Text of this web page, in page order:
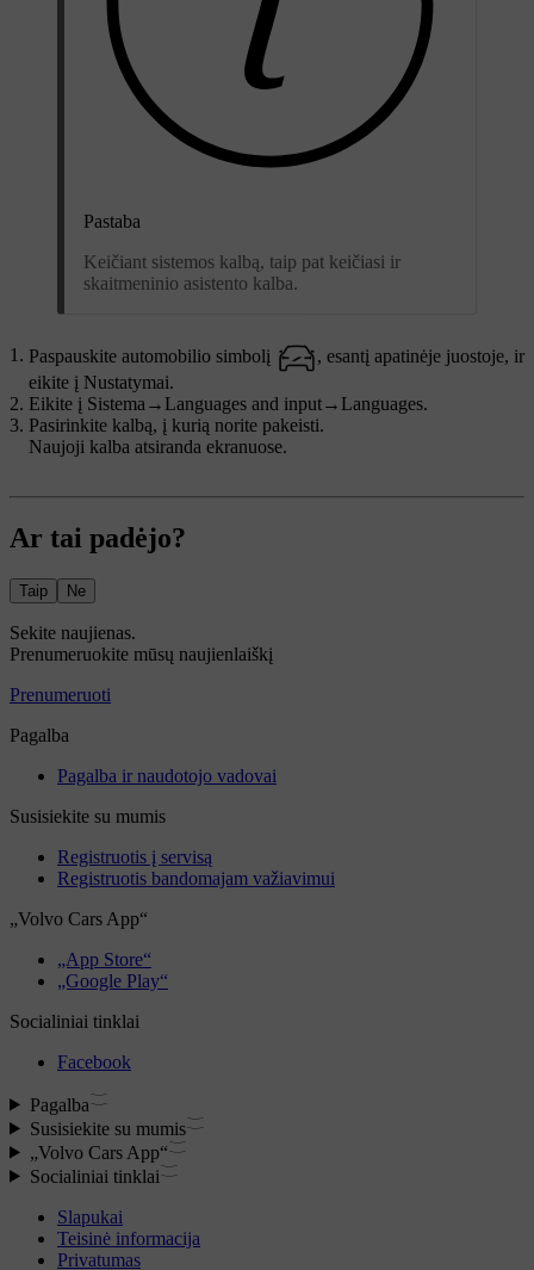
Pastaba
Keičiant sistemos kalbą, taip pat keičiasi ir
skaitmeninio asistento kalba.
Paspauskite automobilio simbolį
, esantį apatinėje juostoje, ir
eikite į Nustatymai.
Eikite į Sistema → Languages and input→ Languages.
Pasirinkite kalbą, į kurią norite pakeisti.
Naujoji kalba atsiranda ekranuose.
Ar tai padėjo?
Taip Ne